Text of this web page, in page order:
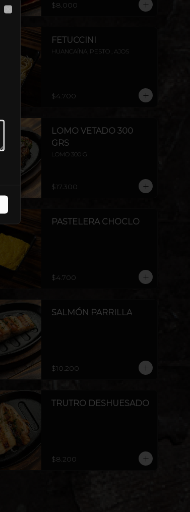
$8.000
FETUCCINI
HUANCAÍNA, PESTO , AJOS
$4.700
LOMO VETADO 300
GRS
LOMO 300 G
$17.300
PASTELERA CHOCLO
$4.700
SALMÓN PARRILLA
$10.200
TRUTRO DESHUESADO
$8.200
CLOSE